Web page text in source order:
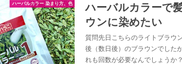
ハーバルカラー 染まり方、色
ハーバルカラーで
ウンに染めたい
質問先日こちらのライトブラウ
後（数日後）のブラウンでした
れも回数が必要なんでしょうか